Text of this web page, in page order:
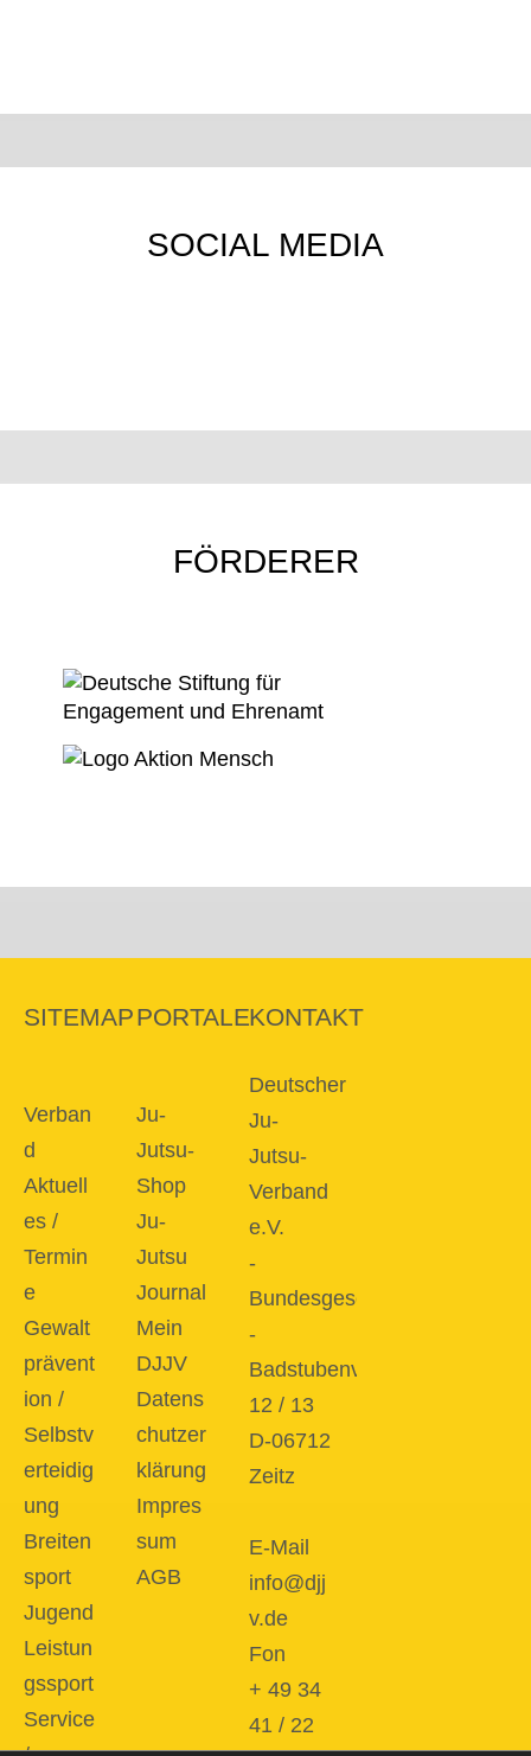
SOCIAL MEDIA
FÖRDERER
SITEMAP
Verban
d
Aktuell
es /
Termin
e
Gewalt
prävent
ion /
Selbstv
erteidig
ung
Breiten
sport
Jugend
Leistun
gssport
Service
PORTALE
Ju-
Jutsu-
Shop
Ju-
Jutsu
Journal
Mein
DJJV
Datens
chutzer
klärung
Impres
sum
AGB
KONTAKT
Deutscher
Ju-
Jutsu-
Verband
e.V.
-
Bundesgeschäftsstelle
-
Badstubenvorstadt
12 / 13
D-06712
Zeitz
E-Mail
info@djj
v.de
Fon
+ 49 34
41 / 22